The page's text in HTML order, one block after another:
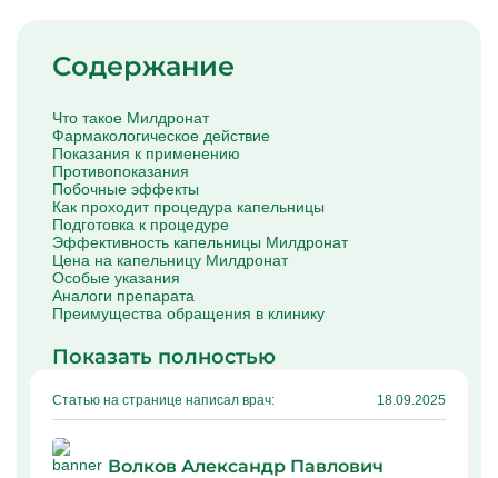
Капельница Мильгамма
Капельница Цефтриаксон
Капельница Рингер
Содержание
Что такое Милдронат
Фармакологическое действие
Показания к применению
Противопоказания
Побочные эффекты
Как проходит процедура капельницы
Подготовка к процедуре
Эффективность капельницы Милдронат
Цена на капельницу Милдронат
Особые указания
Аналоги препарата
Преимущества обращения в клинику
Показать полностью
Статью на странице написал врач: 18.09.2025
Волков Александр Павлович